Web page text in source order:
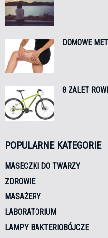
DOMOWE
8 ZALET
POPULARNE KATEGORIE
MASECZKI DO TWARZY
ZDROWIE
MASAŻERY
LABORATORIUM
LAMPY BAKTERIOBÓJCZE